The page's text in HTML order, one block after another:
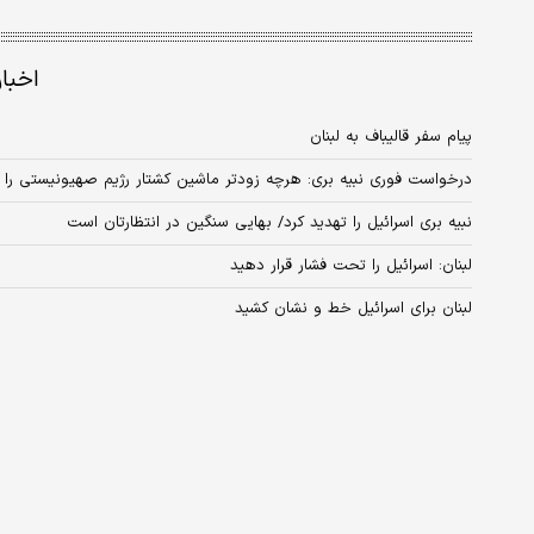
پیام سفر قالیباف به لبنان
درخواست فوری نبیه بری: هرچه زودتر ماشین کشتار رژیم صهیونیستی
نبیه بری اسرائیل را تهدید کرد/ بهایی سنگین در انتظارتان است
لبنان: اسرائیل را تحت فشار قرار دهید
لبنان برای اسرائیل خط و نشان کشید